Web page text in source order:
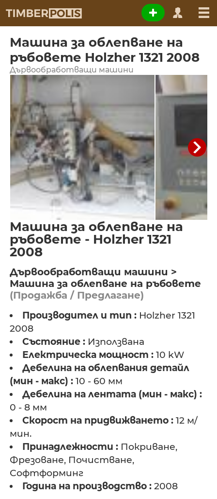
Машина за облепване на
ръбовете Holzher 1321 2008
Дървообработващи машини
Машина за облепване на
ръбовете - Holzher 1321
2008
Дървообработващи машини >
Машина за облепване на ръбовете
(Продажба / Предлагане)
Производител и тип : Holzher 1321
2008
Състояние : Използвана
Електрическа мощност : 10 kW
Дебелина на облепвания детайл
(мин - макс) : 10 - 60 мм
Дебелина на лентата (мин - макс) :
0 - 8 мм
Скорост на придвижването : 12 м/
мин.
Принадлежности : Покриване,
Фрезоване, Почистване,
Софтформинг
Година на производство : 2008